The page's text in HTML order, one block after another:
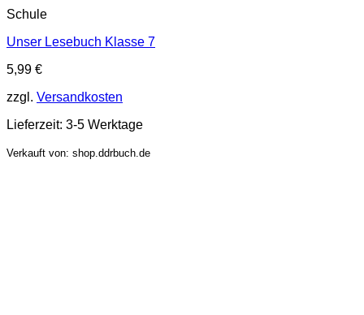
Schule
Unser Lesebuch Klasse 7
5,99 €
zzgl. Versandkosten
Lieferzeit: 3-5 Werktage
Verkauft von: shop.ddrbuch.de